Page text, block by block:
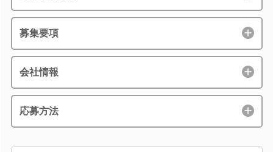
募集要項
会社情報
応募方法